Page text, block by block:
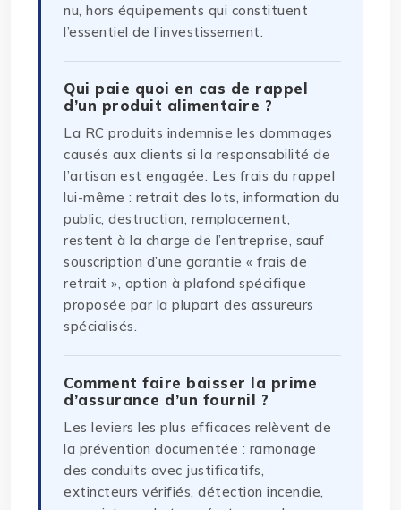
nu, hors équipements qui constituent
l’essentiel de l’investissement.
Qui paie quoi en cas de rappel
d’un produit alimentaire ?
La RC produits indemnise les dommages
causés aux clients si la responsabilité de
l’artisan est engagée. Les frais du rappel
lui-même : retrait des lots, information du
public, destruction, remplacement,
restent à la charge de l’entreprise, sauf
souscription d’une garantie « frais de
retrait », option à plafond spécifique
proposée par la plupart des assureurs
spécialisés.
Comment faire baisser la prime
d’assurance d’un fournil ?
Les leviers les plus efficaces relèvent de
la prévention documentée : ramonage
des conduits avec justificatifs,
extincteurs vérifiés, détection incendie,